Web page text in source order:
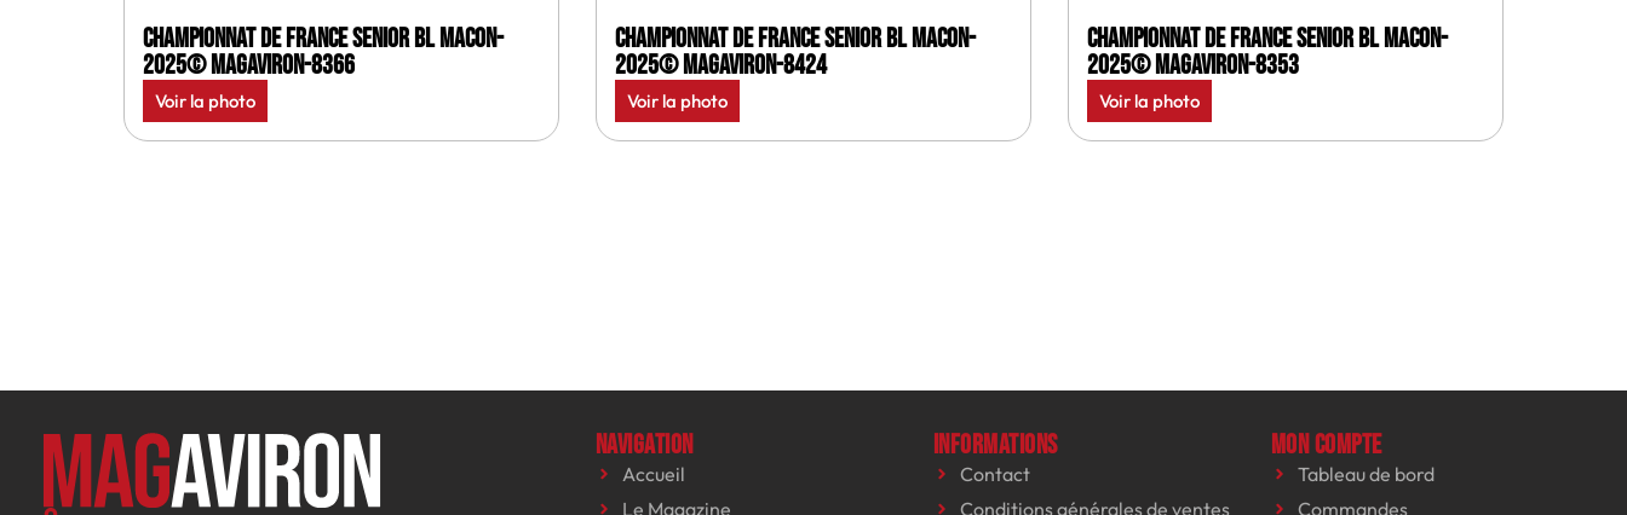
Championnat de France senior BL Macon-
2025© MagAviron-8366
Voir la photo
Championnat de France senior BL Macon-
2025© MagAviron-8424
Voir la photo
Championnat de France senior BL Macon-
2025© MagAviron-8353
Voir la photo
Navigation
Accueil
Le Magazine
Informations
Contact
Conditions générales de ventes
Mon compte
Tableau de bord
Commandes